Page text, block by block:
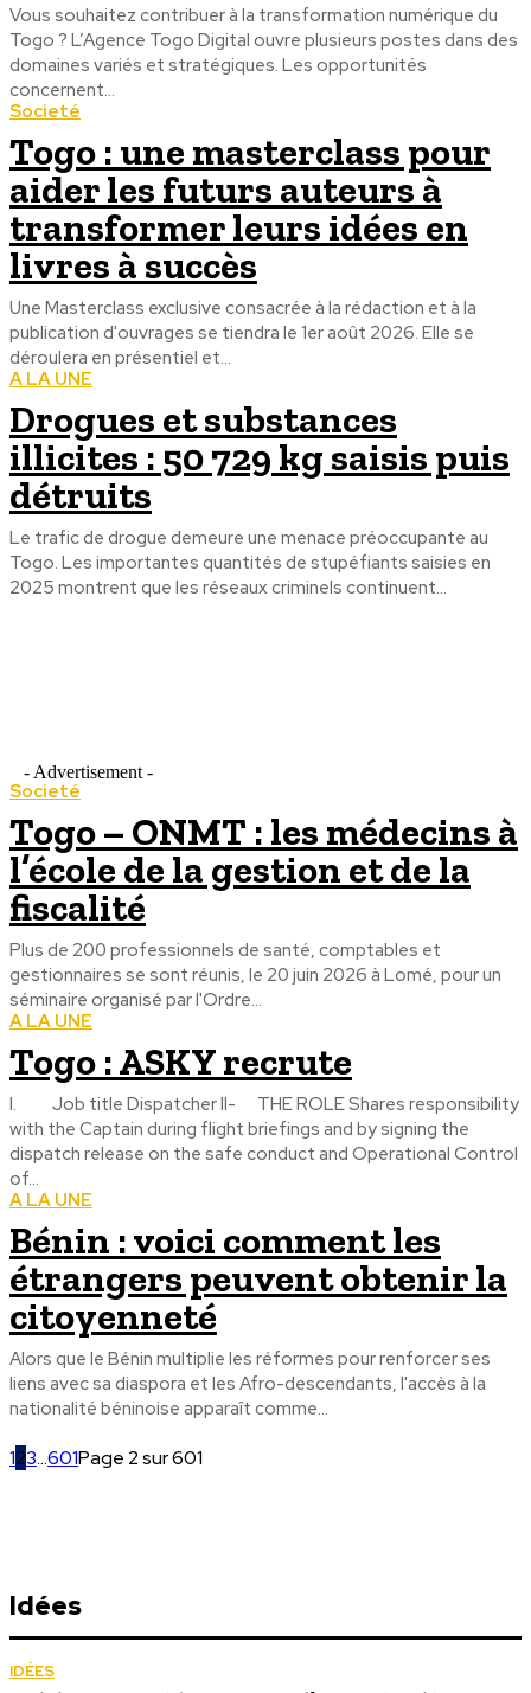
Vous souhaitez contribuer à la transformation numérique du
Togo ? L’Agence Togo Digital ouvre plusieurs postes dans des
domaines variés et stratégiques. Les opportunités
concernent...
Societé
Togo : une masterclass pour
aider les futurs auteurs à
transformer leurs idées en
livres à succès
Une Masterclass exclusive consacrée à la rédaction et à la
publication d'ouvrages se tiendra le 1er août 2026. Elle se
déroulera en présentiel et...
A LA UNE
Drogues et substances
illicites : 50 729 kg saisis puis
détruits
Le trafic de drogue demeure une menace préoccupante au
Togo. Les importantes quantités de stupéfiants saisies en
2025 montrent que les réseaux criminels continuent...
- Advertisement -
Societé
Togo – ONMT : les médecins à
l’école de la gestion et de la
fiscalité
Plus de 200 professionnels de santé, comptables et
gestionnaires se sont réunis, le 20 juin 2026 à Lomé, pour un
séminaire organisé par l'Ordre...
A LA UNE
Togo : ASKY recrute
I. Job title Dispatcher II- THE ROLE Shares responsibility
with the Captain during flight briefings and by signing the
dispatch release on the safe conduct and Operational Control
of...
A LA UNE
Bénin : voici comment les
étrangers peuvent obtenir la
citoyenneté
Alors que le Bénin multiplie les réformes pour renforcer ses
liens avec sa diaspora et les Afro-descendants, l'accès à la
nationalité béninoise apparaît comme...
123...601Page 2 sur 601
Idées
IDÉES